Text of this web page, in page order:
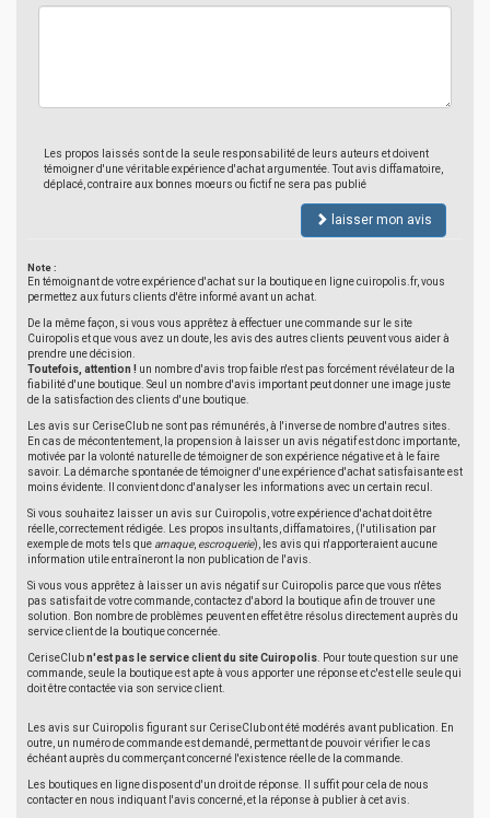
Les propos laissés sont de la seule responsabilité de leurs auteurs et doivent
témoigner d'une véritable expérience d'achat argumentée. Tout avis diffamatoire,
déplacé, contraire aux bonnes moeurs ou fictif ne sera pas publié
laisser mon avis
Note :
En témoignant de votre expérience d'achat sur la boutique en ligne cuiropolis.fr, vous
permettez aux futurs clients d'être informé avant un achat.
De la même façon, si vous vous apprêtez à effectuer une commande sur le site
Cuiropolis et que vous avez un doute, les avis des autres clients peuvent vous aider à
prendre une décision.
Toutefois, attention ! un nombre d'avis trop faible n'est pas forcément révélateur de la
fiabilité d'une boutique. Seul un nombre d'avis important peut donner une image juste
de la satisfaction des clients d'une boutique.
Les avis sur CeriseClub ne sont pas rémunérés, à l'inverse de nombre d'autres sites.
En cas de mécontentement, la propension à laisser un avis négatif est donc importante,
motivée par la volonté naturelle de témoigner de son expérience négative et à le faire
savoir. La démarche spontanée de témoigner d'une expérience d'achat satisfaisante est
moins évidente. Il convient donc d'analyser les informations avec un certain recul.
Si vous souhaitez laisser un avis sur Cuiropolis, votre expérience d'achat doit être
réelle, correctement rédigée. Les propos insultants, diffamatoires, (l'utilisation par
exemple de mots tels que arnaque, escroquerie), les avis qui n'apporteraient aucune
information utile entraîneront la non publication de l'avis.
Si vous vous apprêtez à laisser un avis négatif sur Cuiropolis parce que vous n'êtes
pas satisfait de votre commande, contactez d'abord la boutique afin de trouver une
solution. Bon nombre de problèmes peuvent en effet être résolus directement auprès du
service client de la boutique concernée.
CeriseClubn'est pas le service client du site Cuiropolis . Pour toute question sur une
commande, seule la boutique est apte à vous apporter une réponse et c'est elle seule qui
doit être contactée via son service client.
Les avis sur Cuiropolis figurant sur CeriseClub ont été modérés avant publication. En
outre, un numéro de commande est demandé, permettant de pouvoir vérifier le cas
échéant auprès du commerçant concerné l'existence réelle de la commande.
Les boutiques en ligne disposent d'un droit de réponse. Il suffit pour cela de nous
contacter en nous indiquant l'avis concerné, et la réponse à publier à cet avis.